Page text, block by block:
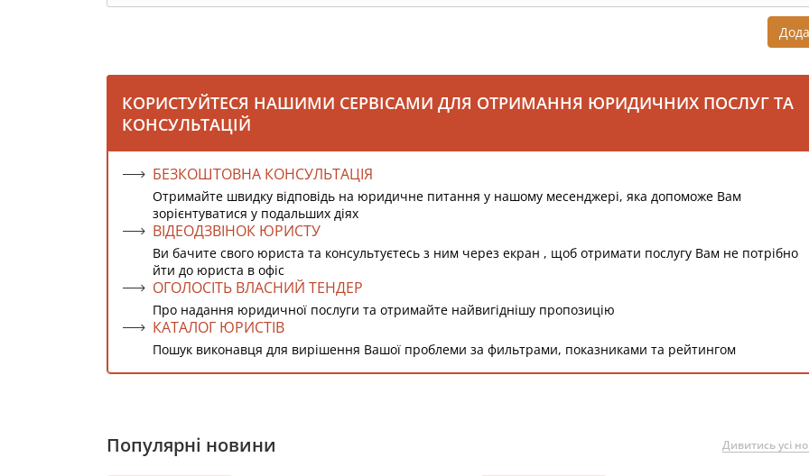
КОРИСТУЙТЕСЯ НАШИМИ СЕРВІСАМИ ДЛЯ ОТРИМАННЯ ЮРИДИЧНИХ ПОСЛУГ ТА
КОНСУЛЬТАЦІЙ
БЕЗКОШТОВНА КОНСУЛЬТАЦІЯ
Отримайте швидку відповідь на юридичне питання у нашому месенджері, яка допоможе Вам
зорієнтуватися у подальших діях
ВІДЕОДЗВІНОК ЮРИСТУ
Ви бачите свого юриста та консультуєтесь з ним через екран , щоб отримати послугу Вам не потрібно
йти до юриста в офіс
ОГОЛОСІТЬ ВЛАСНИЙ ТЕНДЕР
Про надання юридичної послуги та отримайте найвигіднішу пропозицію
КАТАЛОГ ЮРИСТІВ
Пошук виконавця для вирішення Вашої проблеми за фильтрами, показниками та рейтингом
Популярні новини Дивитись усі